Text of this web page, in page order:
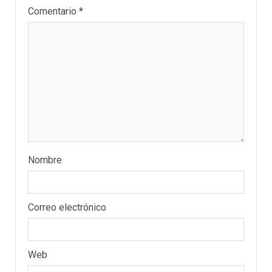
Comentario *
Nombre
Correo electrónico
Web